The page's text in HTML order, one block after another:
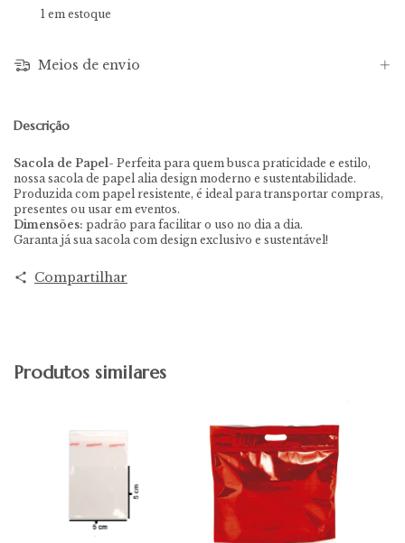
1em estoque
Meios de envio
Descrição
Sacola de Papel- Perfeita para quem busca praticidade e estilo,
nossa sacola de papel alia design moderno e sustentabilidade.
Produzida com papel resistente, é ideal para transportar compras,
presentes ou usar em eventos.
Dimensões: padrão para facilitar o uso no dia a dia.
Garanta já sua sacola com design exclusivo e sustentável!
Compartilhar
Produtos similares